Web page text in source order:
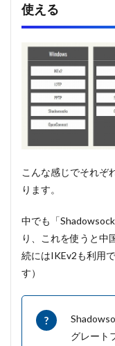
使える
こんな感じでそれぞ
ります。
中でも「
り、これを使うと中
続にはIKEv2も利用
す）
グレート